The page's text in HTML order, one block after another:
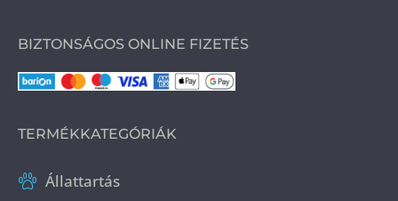
BIZTONSÁGOS ONLINE FIZETÉS
TERMÉKKATEGÓRIÁK
Állattartás